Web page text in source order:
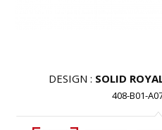
DESIGN : SOLID
408-B01-